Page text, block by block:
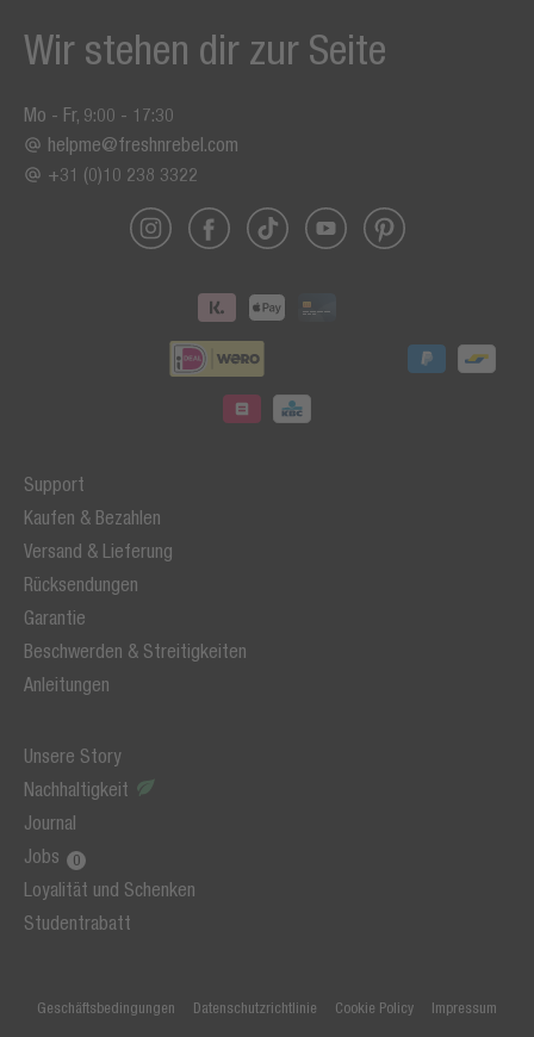
Support
Kaufen & Bezahlen
Versand & Lieferung
Rücksendungen
Garantie
Beschwerden & Streitigkeiten
Anleitungen
Unsere Story
Nachhaltigkeit
Journal
Jobs
Loyalität und Schenken
Studentrabatt
Wir stehen dir zur Seite
Mo - Fr, 9:00 - 17:30
helpme@freshnrebel.com
+31 (0)10 238 3322
Geschäftsbedingungen Datenschutzrichtlinie Cookie Policy Impressum